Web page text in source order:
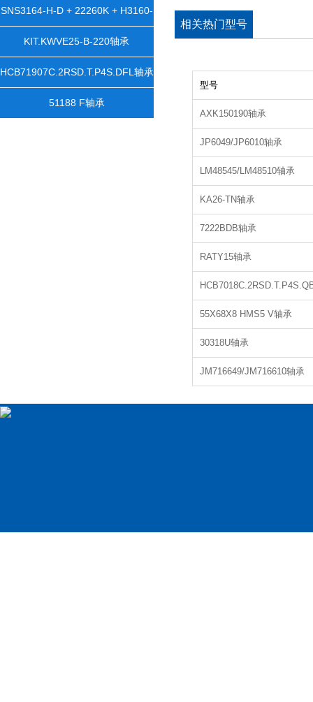
SNS3164-H-D + 22260K + H3160-
HGX1100 + 2 NFR540/28 +
NTS64X1100 + NDK64轴承
KIT.KWVE25-B-220轴承
HCB71907C.2RSD.T.P4S.DFL轴承
51188 F轴承
相关热门型号
型号
AXK150190轴承
JP6049/JP6010轴承
LM48545/LM48510轴承
KA26-TN轴承
7222BDB轴承
RATY15轴承
55X68X8 HMS5 V轴承
30318U轴承
JM716649/JM716610轴承